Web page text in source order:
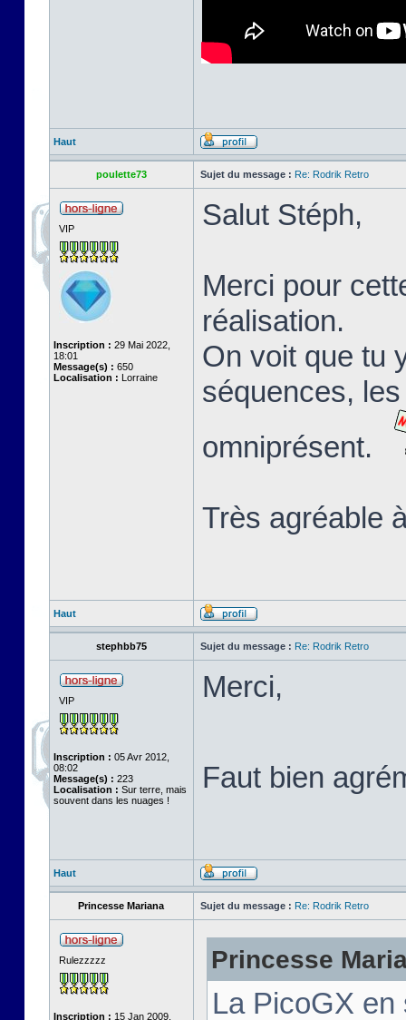
Haut
poulette73 Sujet du message : Re: Rodrik Retro
VIP
Inscription : 29 Mai 2022,
18:01
Message(s) : 650
Localisation : Lorraine
Salut Stéph,
Merci pour
réalisation.
On voit que tu
séquences,
omniprésent.
Très agréable
Haut
stephbb75 Sujet du message : Re: Rodrik Retro
VIP
Inscription : 05 Avr 2012,
08:02
Message(s) : 223
Localisation : Sur terre, mais
souvent dans les nuages !
Merci,
Faut bien
Haut
Princesse Mariana Sujet du message : Re: Rodrik Retro
Rulezzzzz
Inscription : 15 Jan 2009,
Princesse
La PicoGX